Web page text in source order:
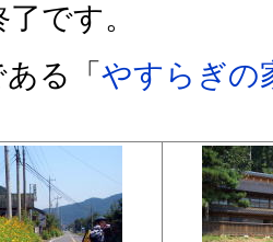
です。
る「 やすらぎの